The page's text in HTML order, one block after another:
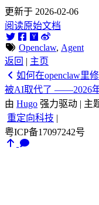
更新于 2026-02-06
阅读原始文档
Openclaw, Agent
返回
主页
如何在openclaw里
被AI取代了 ——2026
由 Hugo 强力驱动 | 主
重定向科技
粤ICP备17097242号